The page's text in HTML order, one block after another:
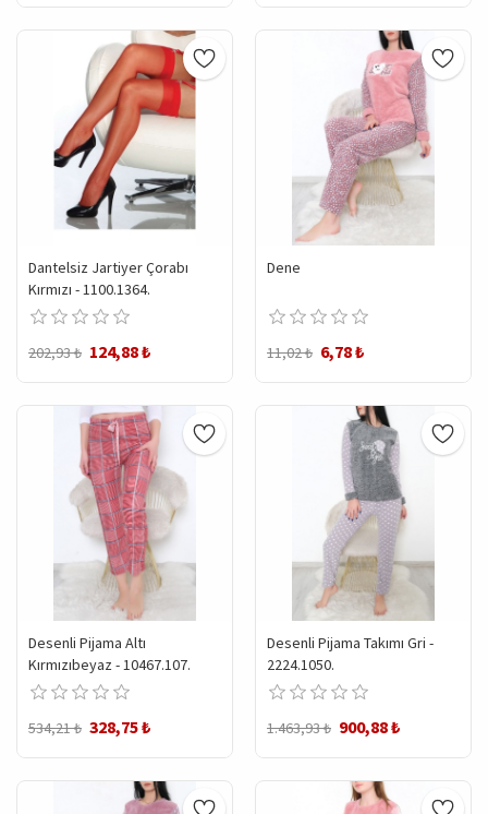
Dantelsiz Jartiyer Çorabı
Kırmızı - 1100.1364.
202,93 ₺ 124,88 ₺
Dene
11,02 ₺ 6,78 ₺
Desenli Pijama Altı
Kırmızıbeyaz - 10467.107.
534,21 ₺ 328,75 ₺
Desenli Pijama Takımı Gri -
2224.1050.
1.463,93 ₺ 900,88 ₺